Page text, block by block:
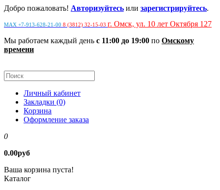
Добро пожаловать! Авторизуйтесь или зарегистрируйтесь.
MAX +7-913-628-21-00 8 (3812) 32-15-03 г. Омск, ул. 10 лет Октября 127
Мы работаем каждый день с 11:00 до 19:00 по Омскому
времени
Личный кабинет
Закладки (0)
Корзина
Оформление заказа
0
0.00руб
Ваша корзина пуста!
Каталог